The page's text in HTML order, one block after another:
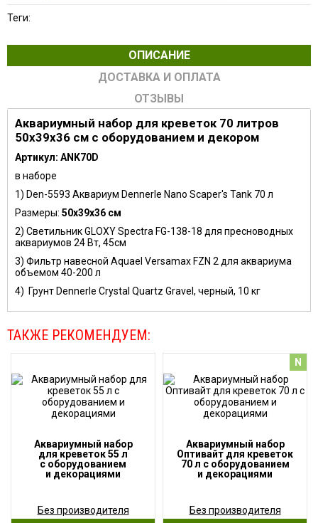
Теги:
ОПИСАНИЕ
ДОСТАВКА И ОПЛАТА
ОТЗЫВЫ
Аквариумный набор для креветок 70 литров
50x39x36 см с оборудованием и декором
Артикул: АNK70D
в наборе
1) Den-5593 Аквариум Dennerle Nano Scaper's Tank 70 л
Размеры: 50x39x36 см
2) Светильник GLOXY Spectra FG-138-18 для пресноводных
аквариумов 24 Вт, 45см
3) Фильтр навесной Aquael Versamax FZN 2 для аквариума
объемом 40-200 л
4) Грунт Dennerle Crystal Quartz Gravel, черный, 10 кг
ТАКЖЕ РЕКОМЕНДУЕМ:
Аквариумный набор
для креветок 55 л
с оборудованием
и декорациями
Без производителя
Аквариумный набор
Оптивайт для креветок
70 л с оборудованием
и декорациями
Без производителя
N